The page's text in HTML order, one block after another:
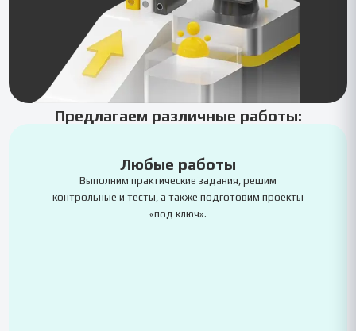
Предлагаем различные работы:
Любые работы
Выполним практические задания, решим
контрольные и тесты, а также подготовим проекты
«под ключ».